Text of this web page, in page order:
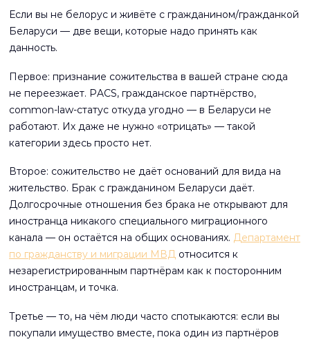
Если вы не белорус и живёте с гражданином/гражданкой
Беларуси — две вещи, которые надо принять как
данность.
Первое: признание сожительства в вашей стране сюда
не переезжает. PACS, гражданское партнёрство,
common-law-статус откуда угодно — в Беларуси не
работают. Их даже не нужно «отрицать» — такой
категории здесь просто нет.
Второе: сожительство не даёт оснований для вида на
жительство. Брак с гражданином Беларуси даёт.
Долгосрочные отношения без брака не открывают для
иностранца никакого специального миграционного
канала — он остаётся на общих основаниях. Департамент
по гражданству и миграции МВД относится к
незарегистрированным партнёрам как к посторонним
иностранцам, и точка.
Третье — то, на чём люди часто спотыкаются: если вы
покупали имущество вместе, пока один из партнёров